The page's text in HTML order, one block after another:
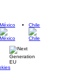
México Chile